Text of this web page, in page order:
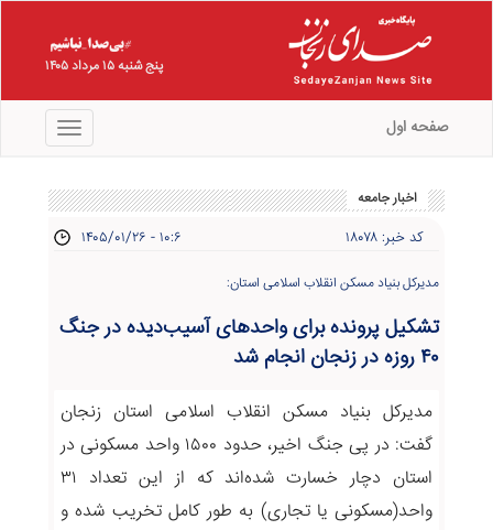
پنج شنبه ۱۵ مرداد ۱۴۰۵
منو صفحه اول
اخبار جامعه
کد خبر: ۱۸۰۷۸ ۱۴۰۵/۰۱/۲۶ - ۱۰:۶
مدیرکل بنیاد مسکن انقلاب اسلامی استان:
تشکیل پرونده برای واحدهای آسیب‌دیده در جنگ
۴۰ روزه در زنجان انجام شد
مدیرکل بنیاد مسکن انقلاب اسلامی استان زنجان
گفت: در پی جنگ اخیر، حدود ۱۵۰۰ واحد مسکونی در
استان دچار خسارت شده‌اند که از این تعداد ۳۱
واحد(مسکونی یا تجاری) به طور کامل تخریب شده و